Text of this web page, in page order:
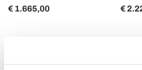
€ 1.665,00 €